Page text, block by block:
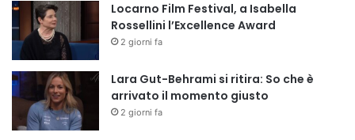
Locarno Film Festival, a Isabella
Rossellini l’Excellence Award
2 giorni fa
Lara Gut-Behrami si ritira: So che è
arrivato il momento giusto
2 giorni fa